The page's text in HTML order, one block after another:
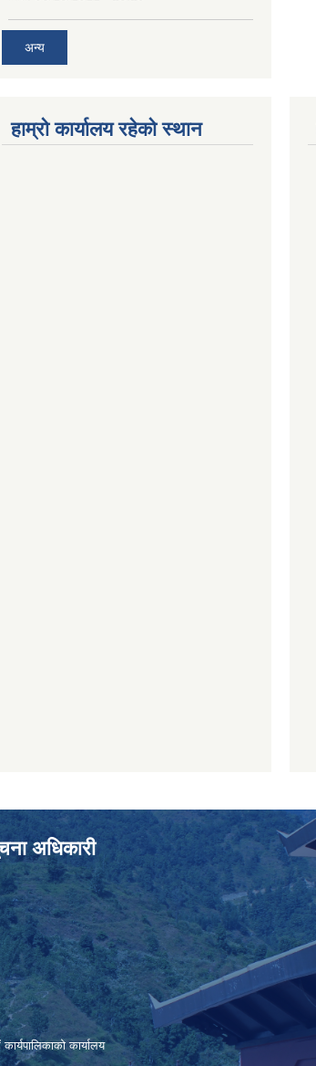
अन्य
हाम्रो कार्यालय रहेको स्थान
अधिकारी
कार्यालय